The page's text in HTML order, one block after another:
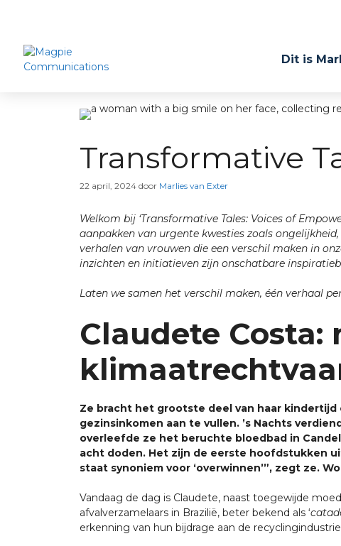
Dit is
Transformative
22 april, 2024 door Marlies van Exter
Welkom bij ‘Transformative Tales: Voices of
aanpakken van urgente kwesties zoals
verhalen van vrouwen die een verschil maken in
inzichten en initiatieven zijn onschatbare
Laten we samen het verschil maken, één verhaal
Claudete Costa:
Ze bracht het grootste deel van haar kindertijd
gezinsinkomen aan te vullen. ’s Nachts
overleefde ze het beruchte bloedbad in
acht doden. Het zijn de eerste hoofdstukken
staat synoniem voor ‘overwinnen’”, zegt ze.
Vandaag de dag is Claudete, naast toegewijde
afvalverzamelaars in Brazilië, beter bekend als ‘
erkenning van hun bijdrage aan de